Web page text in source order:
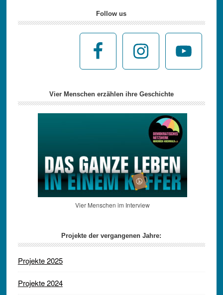
Follow us
Vier Menschen erzählen ihre Geschichte
Vier Menschen im Interview
Projekte der vergangenen Jahre:
Projekte 2025
Projekte 2024